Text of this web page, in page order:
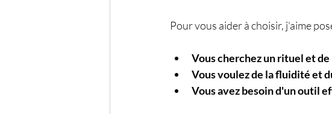
Pour vous aider à choisir, j'aime
Vous cherchez un rituel et
Vous voulez de la fluidité et
Vous avez besoin d'un outil